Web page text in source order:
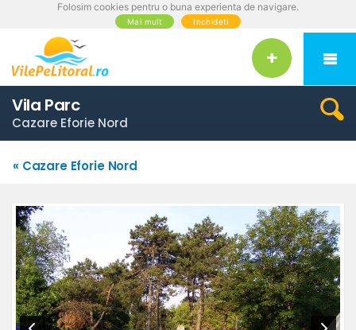
Folosim cookies pentru o buna experienta de navigare.
Mai mult Inchideti
Vila Parc
Cazare Eforie Nord
« Cazare Eforie Nord